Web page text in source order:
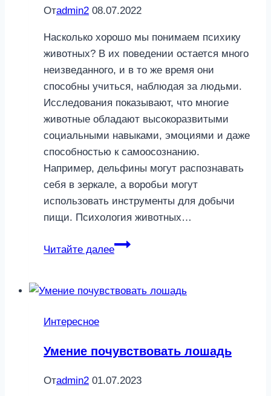
Отadmin2 08.07.2022
Насколько хорошо мы понимаем психику
животных? В их поведении остается много
неизведанного, и в то же время они
способны учиться, наблюдая за людьми.
Исследования показывают, что многие
животные обладают высокоразвитыми
социальными навыками, эмоциями и даже
способностью к самоосознанию.
Например, дельфины могут распознавать
себя в зеркале, а воробьи могут
использовать инструменты для добычи
пищи. Психология животных…
Читайте далее
Зоосфера
»
Интересное
Умение почувствовать лошадь
Отadmin2 01.07.2023